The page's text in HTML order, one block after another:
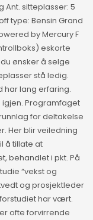
Ant. sitteplasser: 5
type: Bensin Grand
by Mercury F
eskorte
ønsker å selge
stå ledig.
har lang erfaring.
igjen. Programfaget
for deltakelse
Her blir veiledning
å tillate at
behandlet i pkt. På
“vekst og
og prosjektleder
har vært.
ofte forvirrende